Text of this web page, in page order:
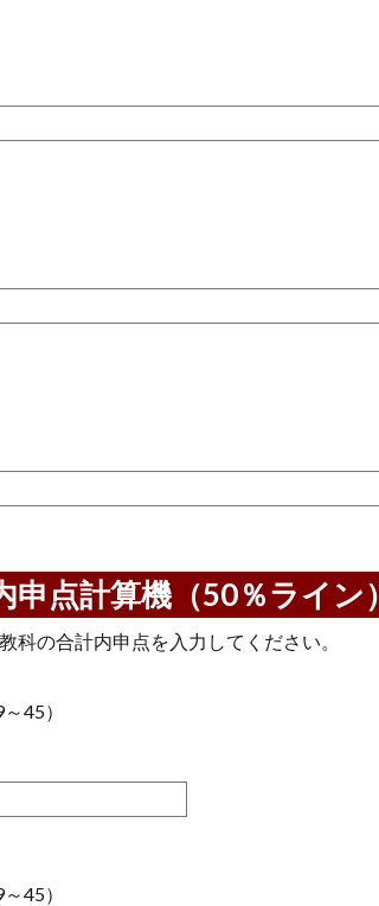
申点計算機（50％ライン）
科の合計内申点を入力してください。
45）
45）